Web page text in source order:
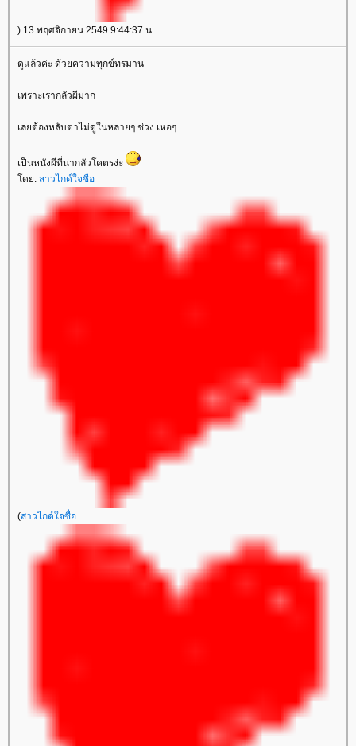
) 13 พฤศจิกายน 2549 9:44:37 น.
ดูแล้วค่ะ ด้วยความทุกข์ทรมาน
เพราะเรากลัวผีมาก
เลยต้องหลับตาไม่ดูในหลายๆ ช่วง เหอๆ
เป็นหนังผีที่น่ากลัวโคตรง่ะ
ดย: สาวไกด์ใจซื่อ
(สาวไกด์ใจซื่อ